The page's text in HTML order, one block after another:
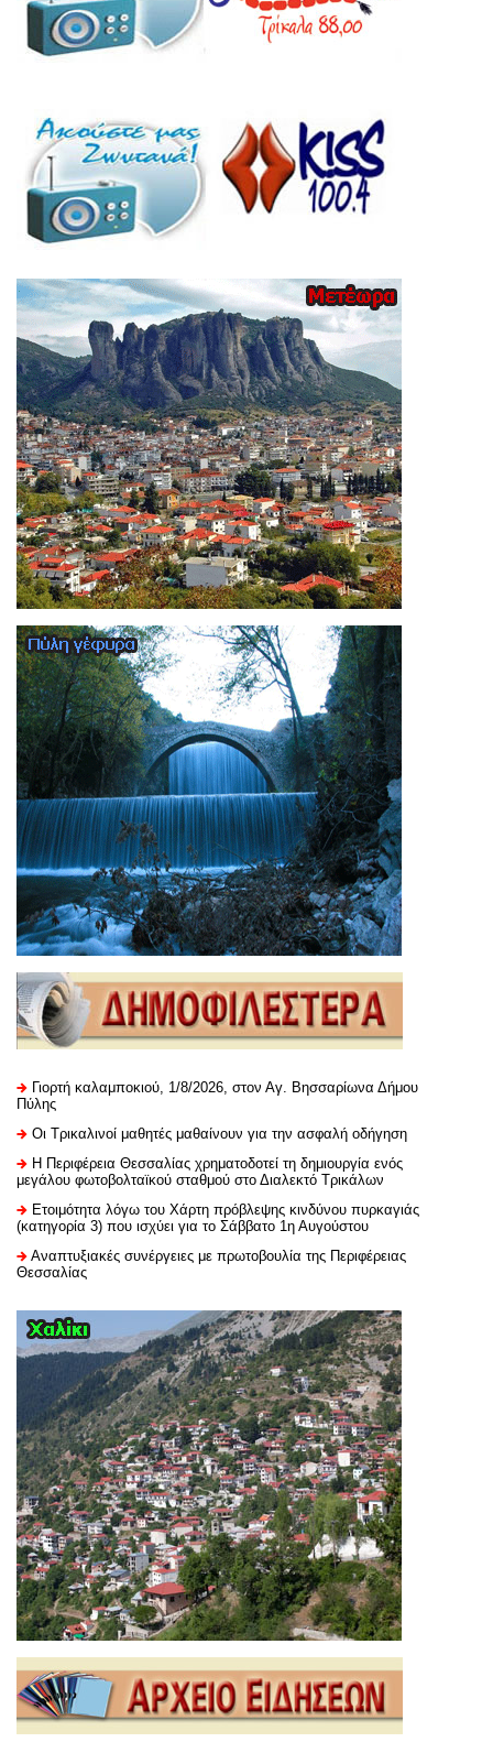
Γιορτή καλαμποκιού, 1/8/2026, στον Αγ. Βησσαρίωνα Δήμου
Πύλης
Οι Τρικαλινοί μαθητές μαθαίνουν για την ασφαλή οδήγηση
H Περιφέρεια Θεσσαλίας χρηματοδοτεί τη δημιουργία ενός
μεγάλου φωτοβολταϊκού σταθμού στο Διαλεκτό Τρικάλων
Ετοιμότητα λόγω του Χάρτη πρόβλεψης κινδύνου πυρκαγιάς
(κατηγορία 3) που ισχύει για το Σάββατο 1η Αυγούστου
Αναπτυξιακές συνέργειες με πρωτοβουλία της Περιφέρειας
Θεσσαλίας